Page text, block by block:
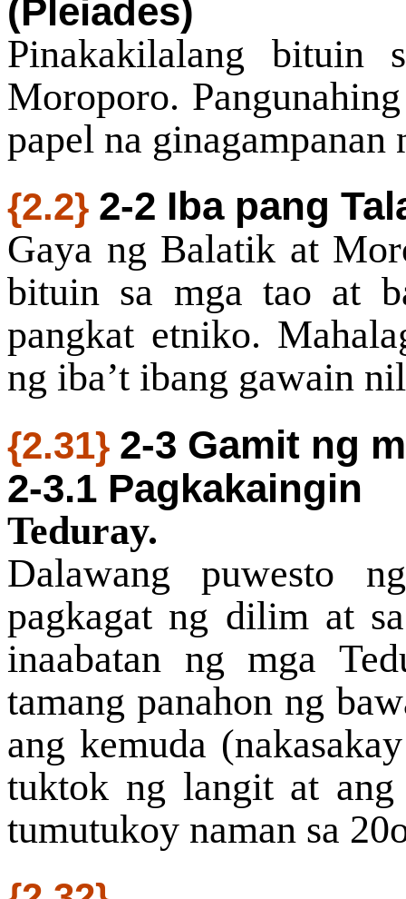
(Pleiades)
Pinakakilalang bituin
Moroporo.
papel na
{2.2} 2-2 Iba pang
Gaya ng Balatik at
bituin sa mga tao at
pangkat etniko.
ng iba’t ibang gawain
{2.31} 2-3 Gamit ng
2-3.1 Pagkakaingin
Teduray.
Dalawang puwesto
pagkagat ng dilim at
inaabatan ng mga
tamang panahon ng
ang kemuda
tuktok ng langit at
tumutukoy naman sa